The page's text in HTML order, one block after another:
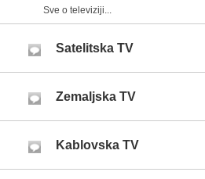
Sve o televiziji...
Satelitska TV
Zemaljska TV
Kablovska TV